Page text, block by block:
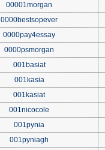
00001morgan
0000bestsopever
0000pay4essay
0000psmorgan
001basiat
001kasia
001kasiat
001nicocole
001pynia
001pyniagh